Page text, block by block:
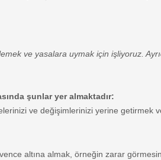
ve yasalara uymak için işliyoruz.
şunlar yer almaktadır:
ve değişimlerinizi yerine getirmek
altına almak, örneğin zarar